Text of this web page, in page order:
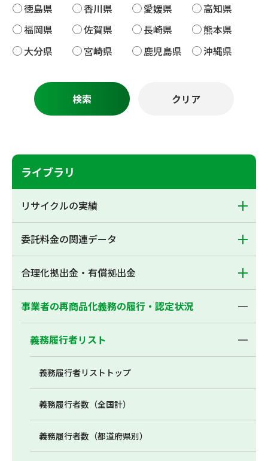
徳島県
香川県 愛媛県
高知県
福岡県
佐賀県 長崎県
熊本県
大分県
宮崎県 鹿児島県 沖縄県
ライブラリ
リサイクルの実績
委託料金の関連データ
合理化拠出金・有償拠出金
事業者の再商品化義務の履行・認定状況
義務履行者リスト
義務履行者リストトップ
義務履行者数（全国計）
義務履行者数（都道府県別）